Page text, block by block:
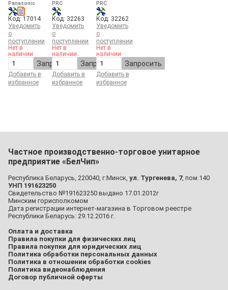
Panasonic
Код: 17014
Уведомить
о
поступлении
Нет в
наличии
Запросить
Добавить в
избранное
PRC
Код: 32263
Уведомить
о
поступлении
Нет в
наличии
Запросить
Добавить в
избранное
PRC
Код: 32262
Уведомить
о
поступлении
Нет в
наличии
Запросить
Добавить в
избранное
Частное производственно-торговое унитарное
предприятие «БелЧип»
Республика Беларусь, 220040, г.Минск, ул. Тургенева, 7, пом.140
УНП 191623250
Свидетельство №191623250 выдано 17.01.2012г
Минским горисполкомом
Дата регистрации интернет-магазина в Торговом реестре
Республики Беларусь: 29.12.2016 г.
Оплата и доставка
Правила покупки для физических лиц
Правила покупки для юридических лиц
Политика обработки персональных данных
Политика в отношении обработки cookies
Политика видеонаблюдения
Договор публичной оферты